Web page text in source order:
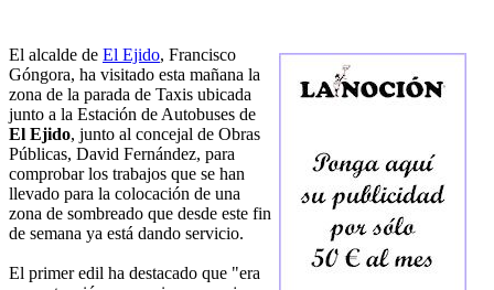
El alcalde de El Ejido, Francisco
Góngora, ha visitado esta mañana la
zona de la parada de Taxis ubicada
junto a la Estación de Autobuses de
El Ejido, junto al concejal de Obras
Públicas, David Fernández, para
comprobar los trabajos que se han
llevado para la colocación de una
zona de sombreado que desde este fin
de semana ya está dando servicio.
El primer edil ha destacado que "era